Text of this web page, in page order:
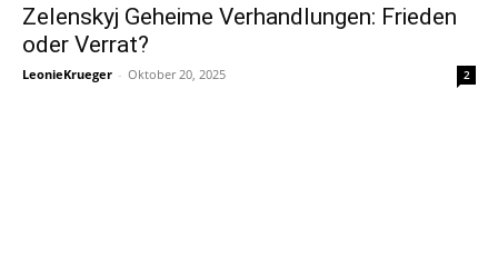
Zelenskyj Geheime Verhandlungen: Frieden
oder Verrat?
LeonieKrueger - Oktober 20, 2025 2